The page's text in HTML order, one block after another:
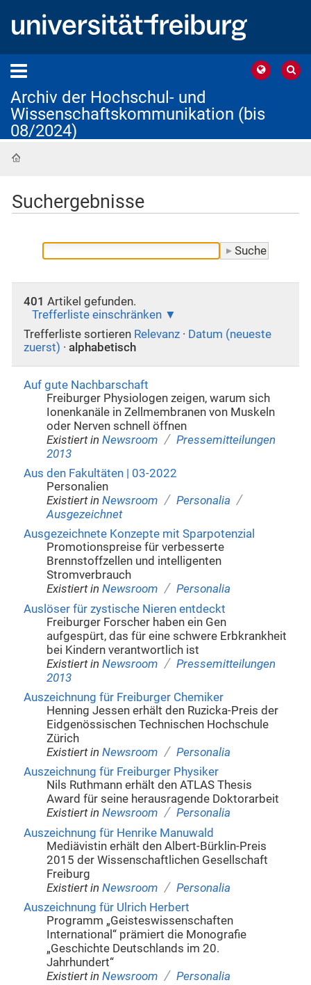
Archiv der Hochschul- und
Wissenschaftskommunikation (bis
08/2024)
Suchergebnisse
401 Artikel gefunden.
Trefferliste einschränken
Trefferliste sortieren Relevanz · Datum (neueste
zuerst) · alphabetisch
Auf gute Nachbarschaft
Freiburger Physiologen zeigen, warum sich
Ionenkanäle in Zellmembranen von Muskeln
oder Nerven schnell öffnen
Existiert in Newsroom / Pressemitteilungen
2013
Aus den Fakultäten | 03-2022
Personalien
Existiert in Newsroom / Personalia /
Ausgezeichnet
Ausgezeichnete Konzepte mit Sparpotenzial
Promotionspreise für verbesserte
Brennstoffzellen und intelligenten
Stromverbrauch
Existiert in Newsroom / Personalia
Auslöser für zystische Nieren entdeckt
Freiburger Forscher haben ein Gen
aufgespürt, das für eine schwere Erbkrankheit
bei Kindern verantwortlich ist
Existiert in Newsroom / Pressemitteilungen
2013
Auszeichnung für Freiburger Chemiker
Henning Jessen erhält den Ruzicka-Preis der
Eidgenössischen Technischen Hochschule
Zürich
Existiert in Newsroom / Personalia
Auszeichnung für Freiburger Physiker
Nils Ruthmann erhält den ATLAS Thesis
Award für seine herausragende Doktorarbeit
Existiert in Newsroom / Personalia
Auszeichnung für Henrike Manuwald
Mediävistin erhält den Albert-Bürklin-Preis
2015 der Wissenschaftlichen Gesellschaft
Freiburg
Existiert in Newsroom / Personalia
Auszeichnung für Ulrich Herbert
Programm „Geisteswissenschaften
International“ prämiert die Monografie
„Geschichte Deutschlands im 20.
Jahrhundert“
Existiert in Newsroom / Personalia